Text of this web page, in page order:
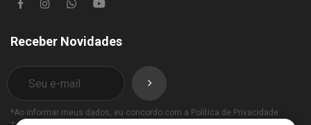
Receber Novidades
*Ao informar meus dados, eu concordo com a Política de Privacidade